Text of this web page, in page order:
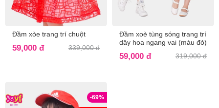
Đầm xòe trang trí chuột
59,000 đ 339,000 đ
Đầm xoè tùng sóng trang trí
dây hoa ngang vai (màu đỏ)
59,000 đ 319,000 đ
-69%